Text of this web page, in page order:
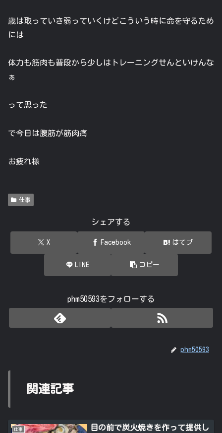
歳は取っていき弱っていくけどこういう時に命を守るため
には
体力も筋肉も普段から少しはトレーニングせんといけんな
ぁ
って思った
で今日は腹筋が筋肉痛
お疲れ様
仕事
シェアする
X Facebook はてブ
LINE コピー
phm50593をフォローする
phm50593
関連記事
仕事
目の前で炭火焼きを作って提供し